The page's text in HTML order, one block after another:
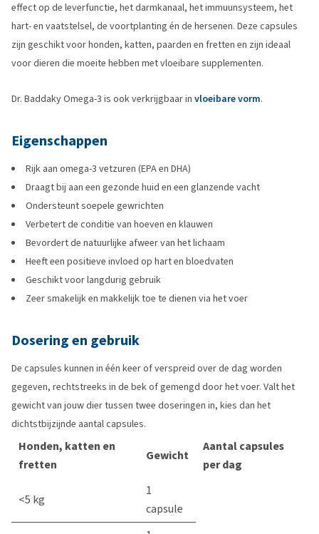
effect op de leverfunctie, het darmkanaal, het immuunsysteem, het
hart- en vaatstelsel, de voortplanting én de hersenen. Deze capsules
zijn geschikt voor honden, katten, paarden en fretten en zijn ideaal
voor dieren die moeite hebben met vloeibare supplementen.
Dr. Baddaky Omega-3 is ook verkrijgbaar in vloeibare vorm.
Eigenschappen
Rijk aan omega-3 vetzuren (EPA en DHA)
Draagt bij aan een gezonde huid en een glanzende vacht
Ondersteunt soepele gewrichten
Verbetert de conditie van hoeven en klauwen
Bevordert de natuurlijke afweer van het lichaam
Heeft een positieve invloed op hart en bloedvaten
Geschikt voor langdurig gebruik
Zeer smakelijk en makkelijk toe te dienen via het voer
Dosering en gebruik
De capsules kunnen in één keer of verspreid over de dag worden
gegeven, rechtstreeks in de bek of gemengd door het voer. Valt het
gewicht van jouw dier tussen twee doseringen in, kies dan het
dichtstbijzijnde aantal capsules.
Honden, katten en
fretten
Gewicht
Aantal capsules
per dag
<5 kg
1
capsule